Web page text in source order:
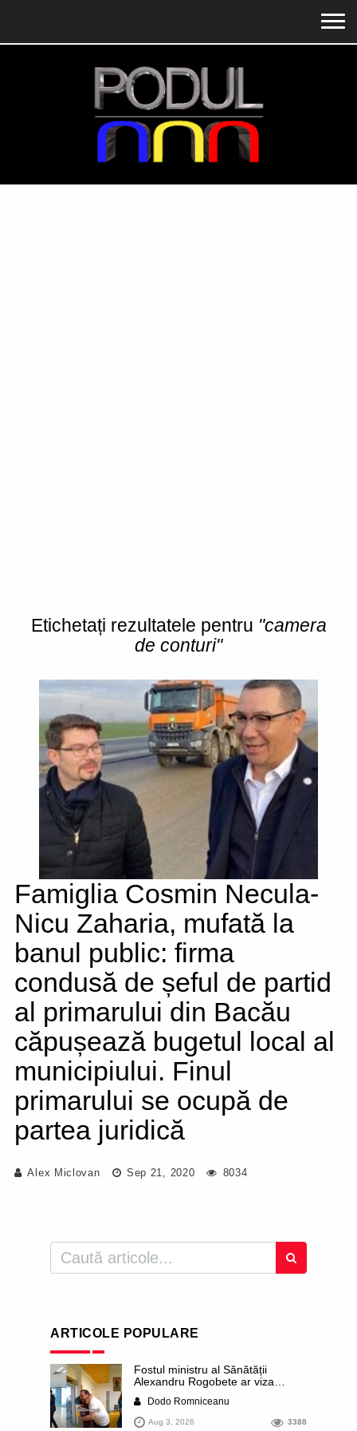
Etichetați rezultatele pentru "camera
de conturi"
Famiglia Cosmin Necula-
Nicu Zaharia, mufată la
banul public: firma
condusă de șeful de partid
al primarului din Bacău
căpușează bugetul local al
municipiului. Finul
primarului se ocupă de
partea juridică
Alex Miclovan Sep 21, 2020 8034
ARTICOLE POPULARE
Fostul ministru al Sănătății
Alexandru Rogobete ar viza
al orașului Timișoara. Pesedistul
publică imagini demne de Coreea
Dodo Romniceanu
Aug 3, 2026 3388